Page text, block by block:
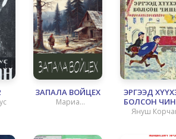
ЗАПАЛА ВОЙЦЕХ
Мариа
ЭРГЭЭД
БОЛСОН
Януш